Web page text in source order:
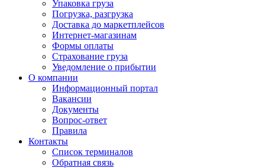
Упаковка груза
Погрузка, разгрузка
Доставка до маркетплейсов
Интернет-магазинам
Формы оплаты
Страхование груза
Уведомление о прибытии
О компании
Информационный портал
Вакансии
Документы
Вопрос-ответ
Правила
Контакты
Список терминалов
Обратная связь